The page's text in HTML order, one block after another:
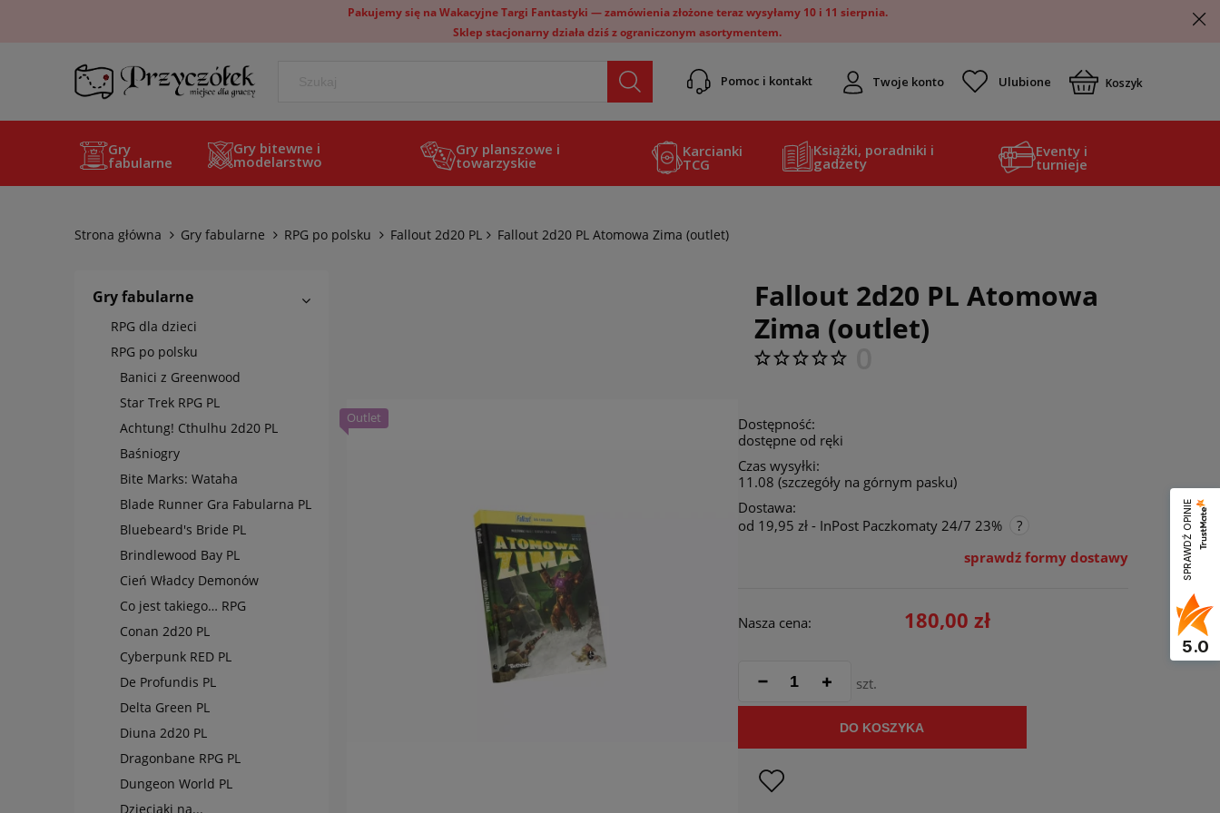
Pakujemy się na Wakacyjne Targi Fantastyki — zamówienia złożone teraz wysyłamy 10 i 11 sierpnia.
Sklep stacjonarny działa dziś z ograniczonym asortymentem.
Pomoc i kontakt Twoje konto Koszyk
Gry
fabularne
Gry bitewne i
modelarstwo
Gry planszowe i
towarzyskie
Karcianki
TCG
Książki, poradniki i
gadżety
Eventy i
turnieje
Strona główna Gry fabularne RPG po polsku Fallout 2d20 PL Fallout 2d20 PL Atomowa Zima (outlet)
Gry fabularne
RPG dla dzieci
RPG po polsku
Banici z Greenwood
Star Trek RPG PL
Achtung! Cthulhu 2d20 PL
Baśniogry
Bite Marks: Wataha
Blade Runner Gra Fabularna PL
Bluebeard's Bride PL
Brindlewood Bay PL
Cień Władcy Demonów
Co jest takiego… RPG
Conan 2d20 PL
Cyberpunk RED PL
De Profundis PL
Delta Green PL
Diuna 2d20 PL
Dragonbane RPG PL
Dungeon World PL
Dzieciaki na...
Fallout 2d20 PL Atomowa
Zima (outlet)
Outlet
Dostępność:
dostępne od ręki
Czas wysyłki:
11.08 (szczegóły na górnym pasku)
Dostawa:
od 19,95 zł - InPost Paczkomaty 24/7 23%
Cena nie zawiera ewentualnych kosztów
sprawdź formy dostawy
Nasza cena: 180,00 zł
szt.
DO KOSZYKA
SPRAWDŹ OPINIE
5.0